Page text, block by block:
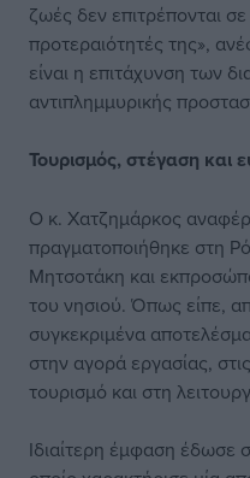
ζωές δεν επιτρέπονται
προτεραιότητές της»,
είναι η επιτάχυνση των
αντιπλημμυρικής
Τουρισμός, στέγαση και
Ο κ. Χατζημάρκος
πραγματοποιήθηκε στη
Μητσοτάκη και
του νησιού. Όπως είπε,
συγκεκριμένα
στην αγορά εργασίας,
τουρισμό και στη
Ιδιαίτερη έμφαση έδωσε